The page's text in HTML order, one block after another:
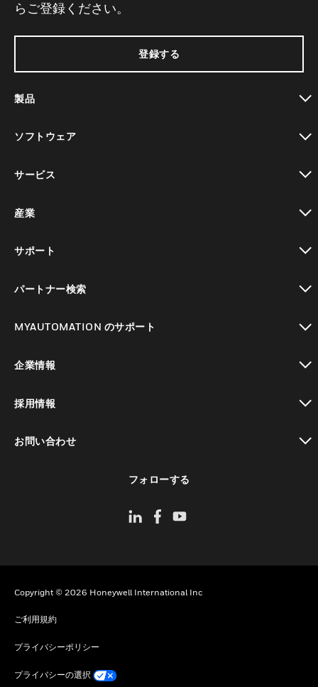
らご登録ください。
登録する
製品
ソフトウェア
サービス
産業
サポート
パートナー検索
MYAUTOMATION のサポート
企業情報
採用情報
お問い合わせ
フォローする
Copyright © 2026 Honeywell International Inc
ご利用規約
プライバシーポリシー
プライバシーの選択